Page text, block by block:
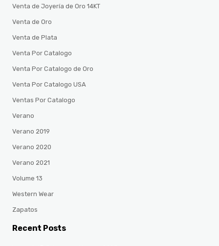
Venta de Joyería de Oro 14KT
Venta de Oro
Venta de Plata
Venta Por Catalogo
Venta Por Catalogo de Oro
Venta Por Catalogo USA
Ventas Por Catalogo
Verano
Verano 2019
Verano 2020
Verano 2021
Volume 13
Western Wear
Zapatos
Recent Posts